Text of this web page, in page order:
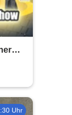
Uhr